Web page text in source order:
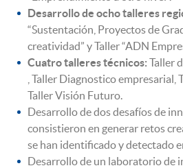
Desarrollo de ocho talleres
“Sustentación, Proyectos de
creatividad” y Taller “ADN
Cuatro talleres técnicos: Taller
, Taller Diagnostico empresarial,
Taller Visión Futuro.
Desarrollo de dos desafíos de
consistieron en generar retos
se han identificado y detectado
Desarrollo de un laboratorio de